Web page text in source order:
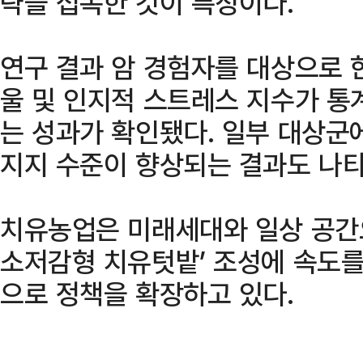
연구 결과 암 경험자를 대상으로
울 및 인지적 스트레스 지수가
는 성과가 확인됐다. 일부 대상
지지 수준이 향상되는 결과도 나
치유농업은 미래세대와 일상 공
소저감형 치유텃밭’ 조성에 속도
으로 정책을 확장하고 있다.